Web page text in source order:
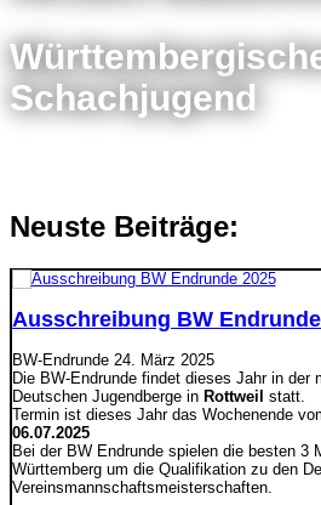
Schachjugend
Neuste Beiträge:
Ausschreibung BW
BW-Endrunde 24. März 2025
Die BW-Endrunde findet dieses Jahr in der
Deutschen Jugendberge in Rottweil statt.
Termin ist dieses Jahr das Wochenende
06.07.2025
Bei der BW Endrunde spielen die besten 3
Württemberg um die Qualifikation zu den
Vereinsmannschaftsmeisterschaften.